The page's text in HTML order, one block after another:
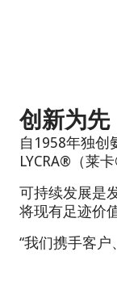
创新为先
自1958年独创
LYCRA®（莱
可持续发展是
将现有足迹价
“我们携手客